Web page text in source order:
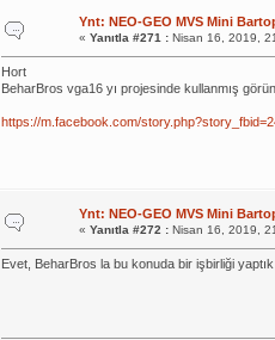
Ynt: NEO-GEO MVS Mini
« Yanıtla #271 :Nisan 16, 2019,
Hort
BeharBros vga16 yı projesinde kullanmış
https://m.facebook.com/
Ynt: NEO-GEO MVS Mini
« Yanıtla #272 :Nisan 16, 2019,
Evet, BeharBros la bu konuda bir işbirliği